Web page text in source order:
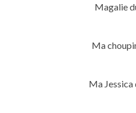
Magalie
Ma
Ma